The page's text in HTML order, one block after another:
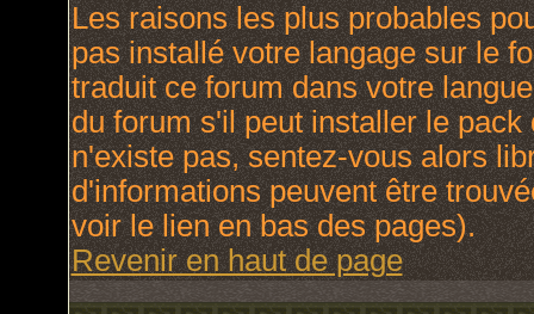
Les raisons les plus probables
pas installé votre langage sur le
traduit ce forum dans votre
du forum s'il peut installer le
n'existe pas, sentez-vous alors
d'informations peuvent être
voir le lien en bas des pages).
Revenir en haut de page